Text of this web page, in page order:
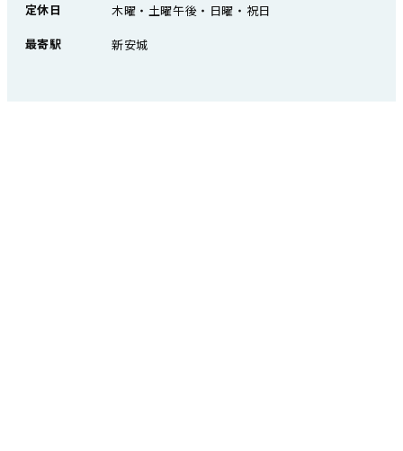
定休日
木曜・土曜午後・日曜・祝日
最寄駅
新安城